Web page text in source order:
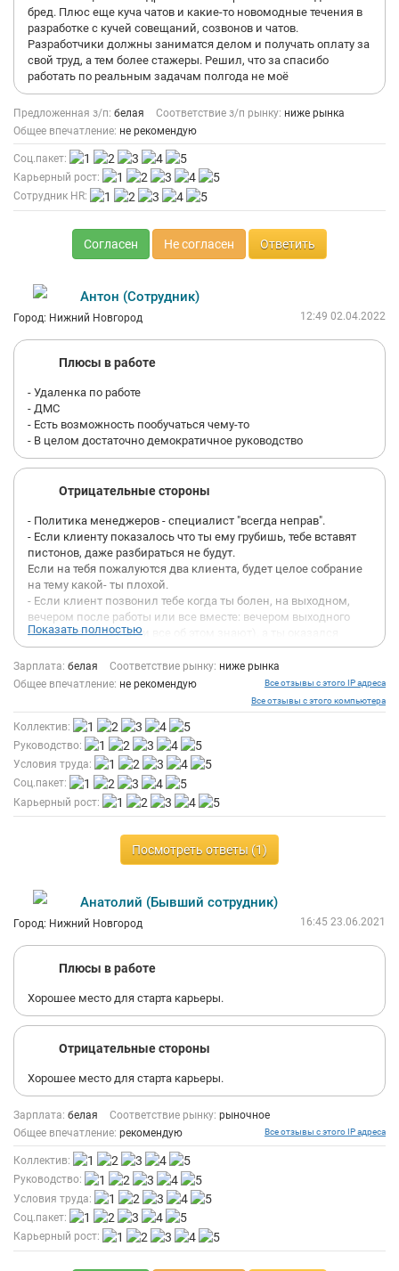
бред. Плюс еще куча чатов и какие-то новомодные течения в
разработке с кучей совещаний, созвонов и чатов.
Разработчики должны заниматся делом и получать оплату за
свой труд, а тем более стажеры. Решил, что за спасибо
работать по реальным задачам полгода не моё
Предложенная з/п: белая Соответствие з/п рынку: ниже рынка
Общее впечатление: не рекомендую
Соц.пакет:
Карьерный рост:
Сотрудник HR:
Согласен Не согласен Ответить
Антон (Сотрудник)
Город: Нижний Новгород 12:49 02.04.2022
Плюсы в работе
- Удаленка по работе
- ДМС
- Есть возможность пообучаться чему-то
- В целом достаточно демократичное руководство
Отрицательные стороны
- Политика менеджеров - специалист "всегда неправ".
- Если клиенту показалось что ты ему грубишь, тебе вставят
пистонов, даже разбираться не будут.
Если на тебя пожалуются два клиента, будет целое собрание
на тему какой- ты плохой.
- Если клиент позвонил тебе когда ты болен, на выходном,
вечером после работы или все вместе: вечером выходного
дня, когда ты болен (и все об этом знают), а ты оказался
решать его сиюминутные "очень серьезные" хотелки - ты
очень плохой и не имеешь права грубить клиенту.
Т.е ты - фактически становишься рабом, забудь о личном
времени, о выходных обовсем. Наглые манагеры, строящие
из себя невесть кого, не скажут тебе не спасибо ничего, за то
что ты соглашаешься работать в ночь или в выходной. Но
стоит клиенту хоть как-то пожаловаться на тебя - ты сразу
становишься "хуже всех".
Платят ниже рынка, за аналогичный труд и адовые
- Манагеры малокомпетентны в своей работе, снимают
Отрабатываешь задачу быстро - плохо, долго висишь с
клиентом на трубе - плохо. Все всегда плохо.
неоднозначная ситуация и на твою сторону никто не встанет
Показать полностью
Зарплата: белая Соответствие рынку: ниже рынка
Общее впечатление: не рекомендую
Все отзывы с этого IP адреса
Все отзывы с этого компьютера
Коллектив:
Руководство:
Условия труда:
Соц.пакет:
Карьерный рост:
Посмотреть ответы (1)
Анатолий (Бывший сотрудник)
Город: Нижний Новгород 16:45 23.06.2021
Плюсы в работе
Хорошее место для старта карьеры.
Отрицательные стороны
Хорошее место для старта карьеры.
Зарплата: белая Соответствие рынку: рыночное
Общее впечатление: рекомендую Все отзывы с этого IP адреса
Коллектив:
Руководство:
Условия труда:
Соц.пакет:
Карьерный рост: